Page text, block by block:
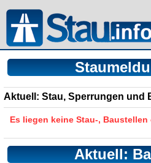
Aktuell: Stau, Sperrungen und
Es liegen keine Stau-,
Aktuell: